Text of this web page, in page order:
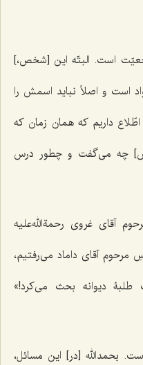
است. البتّه این [شخص،]
است و اصلاً نباید اسمش را
داریم که همان زمان که
چه می‌گفت و چطور درس
آقای غروی رحمة‌الله‌علیه
آقای داماد می‌رفتیم،
دیوانه بحث می‌کرد!»
بحمدالله [در] این مسائل،